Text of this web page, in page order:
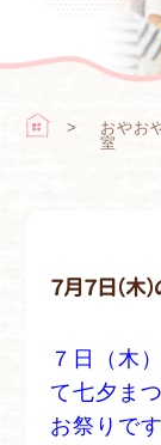
おやお
室
７月７日（木
７日（木
て七夕ま
お祭りで